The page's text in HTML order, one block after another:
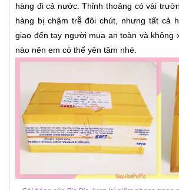
hàng đi cả nước. Thỉnh thoảng có vài
hàng bị chậm trễ đôi chút, nhưng tất cả
giao đến tay người mua an toàn và không
nào nên em có thể yên tâm nhé.